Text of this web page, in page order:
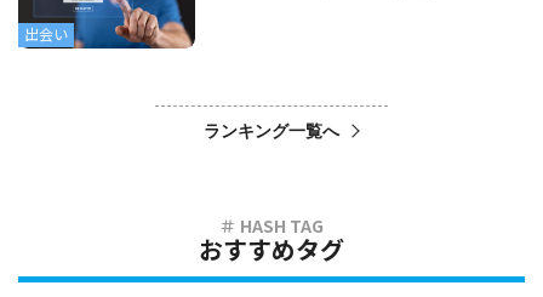
出会い
ランキング一覧へ
おすすめタグ